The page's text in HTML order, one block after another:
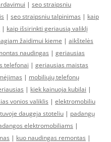
| seo straipsniu
| seo straipsniu talpinimas | kaip
| kaip išsirinkti geriausią valiklį
žaidimui kieme | aikštelės
naudingas | geriausias
telefonai | geriausias maistas
| mobiliųjų telefonų
| kiek kainuoja kubilai |
vonios valiklis | elektromobiliu
daugeja stoteliu | padangų
elektromobiliams |
| kuo naudingas remontas |